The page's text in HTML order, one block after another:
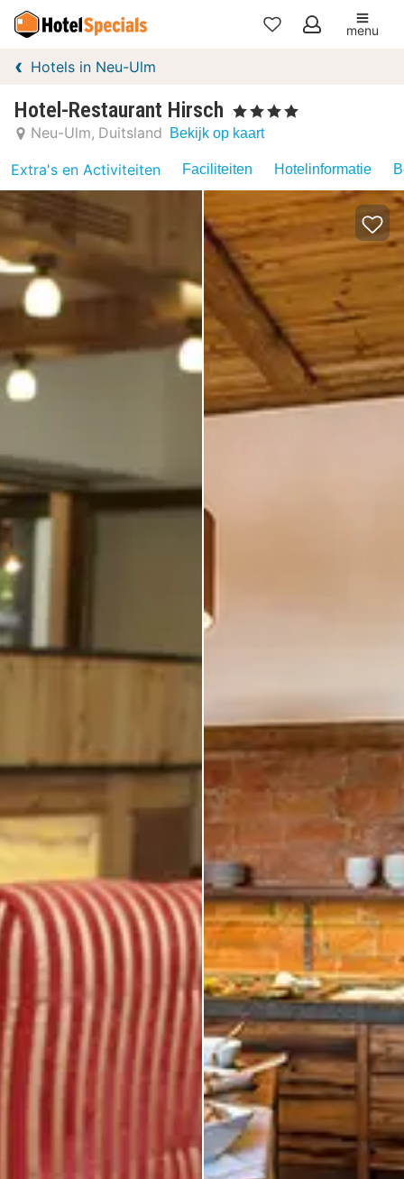
Mijn
menu
Hotels in Neu-Ulm
Hotel-Restaurant Hirsch , 4 Sterren
Neu-Ulm Duitsland Bekijk op kaart
Extra's en Activiteiten Faciliteiten Hotelinformatie